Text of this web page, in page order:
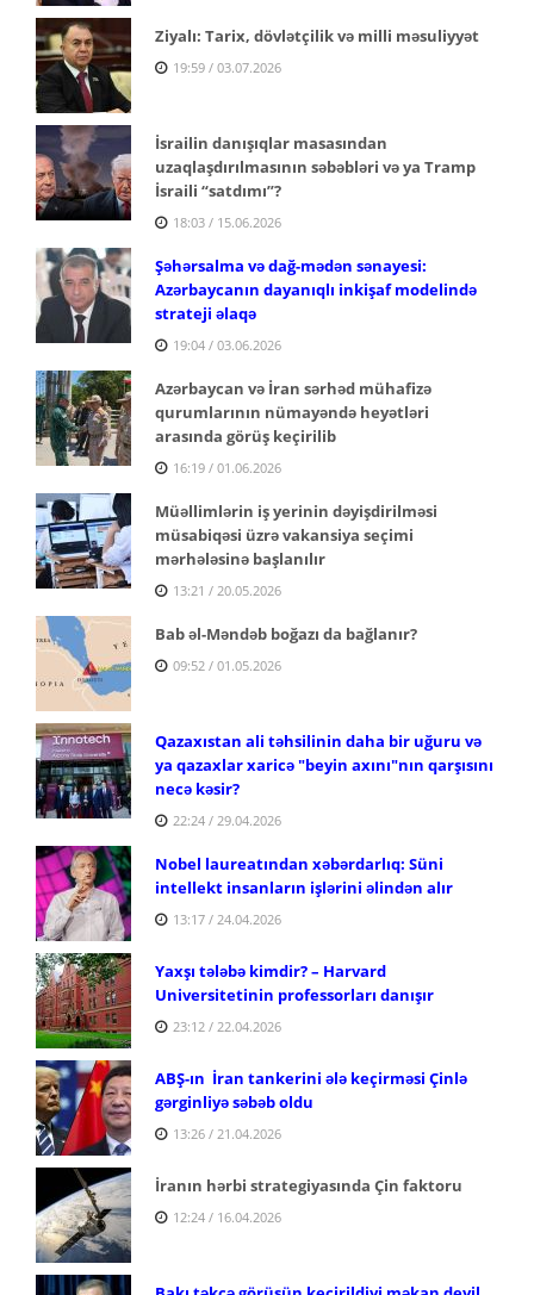
Ziyalı: Tarix, dövlətçilik və milli məsuliyyət
19:59 / 03.07.2026
İsrailin danışıqlar masasından
uzaqlaşdırılmasının səbəbləri və ya Tramp
İsraili “satdımı”?
18:03 / 15.06.2026
Şəhərsalma və dağ-mədən sənayesi:
Azərbaycanın dayanıqlı inkişaf modelində
strateji əlaqə
19:04 / 03.06.2026
Azərbaycan və İran sərhəd mühafizə
qurumlarının nümayəndə heyətləri
arasında görüş keçirilib
16:19 / 01.06.2026
Müəllimlərin iş yerinin dəyişdirilməsi
müsabiqəsi üzrə vakansiya seçimi
mərhələsinə başlanılır
13:21 / 20.05.2026
Bab əl-Məndəb boğazı da bağlanır?
09:52 / 01.05.2026
Qazaxıstan ali təhsilinin daha bir uğuru və
ya qazaxlar xaricə "beyin axını"nın qarşısını
necə kəsir?
22:24 / 29.04.2026
Nobel laureatından xəbərdarlıq: Süni
intellekt insanların işlərini əlindən alır
13:17 / 24.04.2026
Yaxşı tələbə kimdir? – Harvard
Universitetinin professorları danışır
23:12 / 22.04.2026
ABŞ-ın İran tankerini ələ keçirməsi Çinlə
gərginliyə səbəb oldu
13:26 / 21.04.2026
İranın hərbi strategiyasında Çin faktoru
12:24 / 16.04.2026